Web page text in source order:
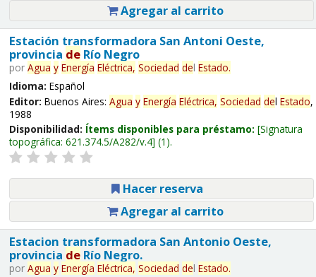
Agregar al carrito
Estación transformadora San Antoni Oeste,
provincia deRío Negro
por Agua y Energía Eléctrica, Sociedad del Estado.
Idioma: Español
Editor: Buenos Aires: Agua y Energía Eléctrica, Sociedad del Estado,
1988
Disponibilidad: Ítems disponibles para préstamo: Signatura
topográfica: 621.374.5/A282/v.4 (1).
Hacer reserva
Agregar al carrito
Estacion transformadora San Antonio Oeste,
provincia deRío Negro.
por Agua y Energía Eléctrica, Sociedad del Estado.